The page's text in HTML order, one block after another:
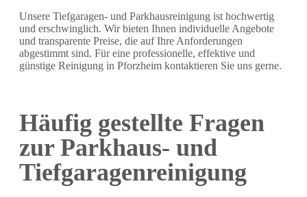
Unsere Tiefgaragen- und Parkhausreinigung ist hochwertig
und erschwinglich. Wir bieten Ihnen individuelle Angebote
und transparente Preise, die auf Ihre Anforderungen
abgestimmt sind. Für eine professionelle, effektive und
günstige Reinigung in Pforzheim kontaktieren Sie uns gerne.
Häufig gestellte Fragen
zur Parkhaus- und
Tiefgaragenreinigung